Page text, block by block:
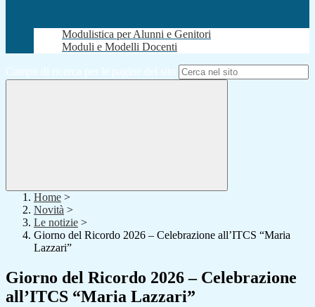
Modulistica per Alunni e Genitori
Moduli e Modelli Docenti
Campo di ricerca per le pagine del sito
Home >
Novità >
Le notizie >
Giorno del Ricordo 2026 – Celebrazione all’ITCS “Maria
Lazzari”
Giorno del Ricordo 2026 – Celebrazione
all’ITCS “Maria Lazzari”